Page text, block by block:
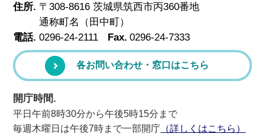
住所. 〒308-8616 茨城県筑西市丙360番地
通称町名（田中町）
電話. 0296-24-2111 Fax. 0296-24-7333
各お問い合わせ・窓口はこちら
開庁時間.
平日午前8時30分から午後5時15分まで
毎週木曜日は午後7時まで一部開庁 （詳しくはこちら）